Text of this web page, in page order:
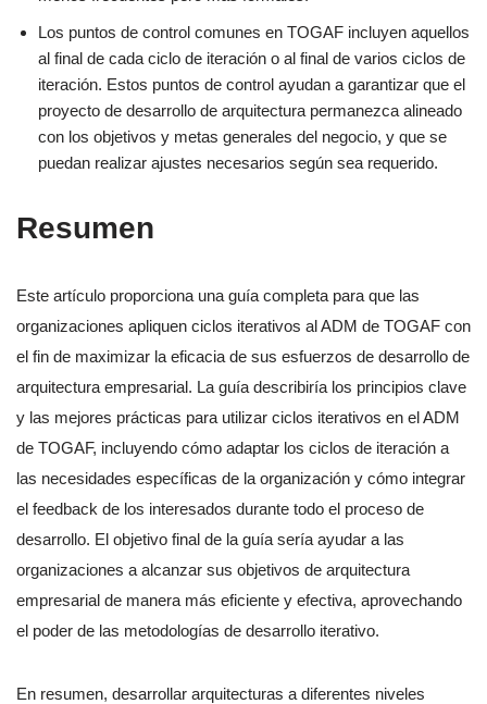
Los puntos de control comunes en TOGAF incluyen aquellos
al final de cada ciclo de iteración o al final de varios ciclos de
iteración. Estos puntos de control ayudan a garantizar que el
proyecto de desarrollo de arquitectura permanezca alineado
con los objetivos y metas generales del negocio, y que se
puedan realizar ajustes necesarios según sea requerido.
Resumen
Este artículo proporciona una guía completa para que las
organizaciones apliquen ciclos iterativos al ADM de TOGAF con
el fin de maximizar la eficacia de sus esfuerzos de desarrollo de
arquitectura empresarial. La guía describiría los principios clave
y las mejores prácticas para utilizar ciclos iterativos en el ADM
de TOGAF, incluyendo cómo adaptar los ciclos de iteración a
las necesidades específicas de la organización y cómo integrar
el feedback de los interesados durante todo el proceso de
desarrollo. El objetivo final de la guía sería ayudar a las
organizaciones a alcanzar sus objetivos de arquitectura
empresarial de manera más eficiente y efectiva, aprovechando
el poder de las metodologías de desarrollo iterativo.
En resumen, desarrollar arquitecturas a diferentes niveles